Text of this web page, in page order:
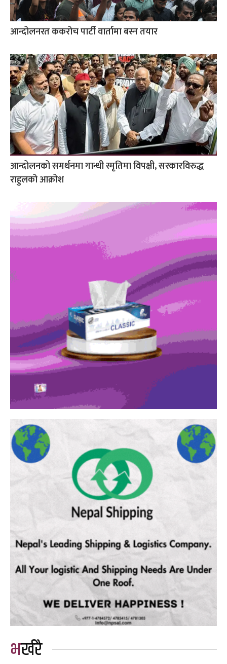
आन्दोलनरत ककरोच पार्टी वार्तामा बस्न तयार
आन्दोलनको समर्थनमा गान्धी स्मृतिमा विपक्षी, सरकारविरुद्ध
राहुलको आक्रोश
भर्खरै